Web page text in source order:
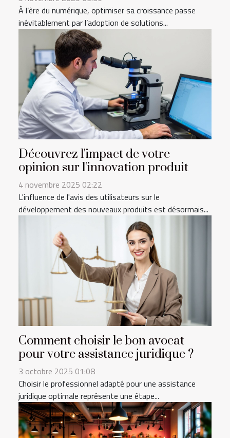
À l’ère du numérique, optimiser sa croissance passe
inévitablement par l’adoption de solutions...
Découvrez l'impact de votre
opinion sur l'innovation produit
4 novembre 2025 02:22
L'influence de l'avis des utilisateurs sur le
développement des nouveaux produits est désormais...
Comment choisir le bon avocat
pour votre assistance juridique ?
3 octobre 2025 01:08
Choisir le professionnel adapté pour une assistance
juridique optimale représente une étape...